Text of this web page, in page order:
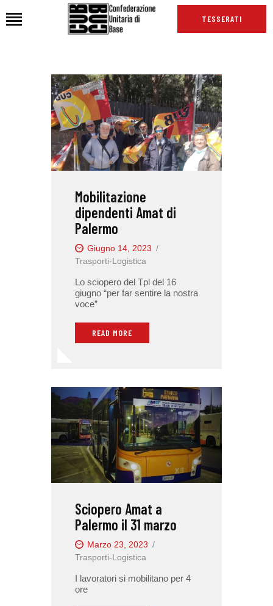
TESSERATI
HOME
CHI SIAMO
SEDI
NEWS
PODCAST CUB
INTERNAZIONALE
RASSEGNA STAMPA
Mobilitazione
dipendenti Amat di
Palermo
Giugno 14, 2023
Trasporti-Logistica
Lo sciopero del Tpl del 16
giugno “per far sentire la nostra
voce”
READ MORE
Sciopero Amat a
Palermo il 31 marzo
Marzo 23, 2023
Trasporti-Logistica
I lavoratori si mobilitano per 4
ore